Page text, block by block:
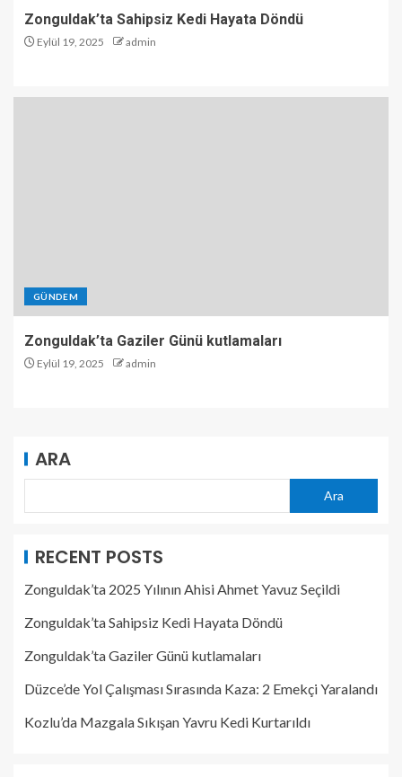
Zonguldak’ta Sahipsiz Kedi Hayata Döndü
Eylül 19, 2025 admin
GÜNDEM
Zonguldak’ta Gaziler Günü kutlamaları
Eylül 19, 2025 admin
ARA
Ara
RECENT POSTS
Zonguldak’ta 2025 Yılının Ahisi Ahmet Yavuz Seçildi
Zonguldak’ta Sahipsiz Kedi Hayata Döndü
Zonguldak’ta Gaziler Günü kutlamaları
Düzce’de Yol Çalışması Sırasında Kaza: 2 Emekçi Yaralandı
Kozlu’da Mazgala Sıkışan Yavru Kedi Kurtarıldı